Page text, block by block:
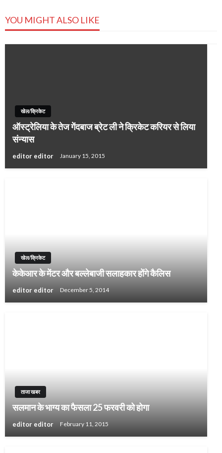
YOU MIGHT ALSO LIKE
खेल/क्रिकेट
ऑस्ट्रेलिया के तेज गेंदबाज ब्रेट ली ने क्रिकेट करियर से लिया
संन्यास
editor editor January 15, 2015
खेल/क्रिकेट
केकेआर के मेंटर और बल्लेबाजी सलाहकार होंगे कैलिस
editor editor December 5, 2014
ताजा खबर
सलमान के भाग्य का फैसला 25 फरवरी को होगा
editor editor February 11, 2015